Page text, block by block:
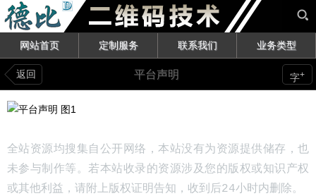
网站首页 定制服务 联系我们 业务类型
返回 平台声明 字+
全站资源均搜集自公开网络，本站没有为资源提供储存，也
未参与制作等。若本站收录的资源涉及您的版权或知识产权
或其他利益，请附上版权证明告知，收到后24小时内删除。